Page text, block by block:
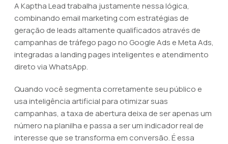
A Kaptha Lead trabalha justamente nessa lógica,
combinando email marketing com estratégias de
geração de leads altamente qualificados através de
campanhas de tráfego pago no Google Ads e Meta Ads,
integradas a landing pages inteligentes e atendimento
direto via WhatsApp.
Quando você segmenta corretamente seu público e
usa inteligência artificial para otimizar suas
campanhas, a taxa de abertura deixa de ser apenas um
número na planilha e passa a ser um indicador real de
interesse que se transforma em conversão. É essa